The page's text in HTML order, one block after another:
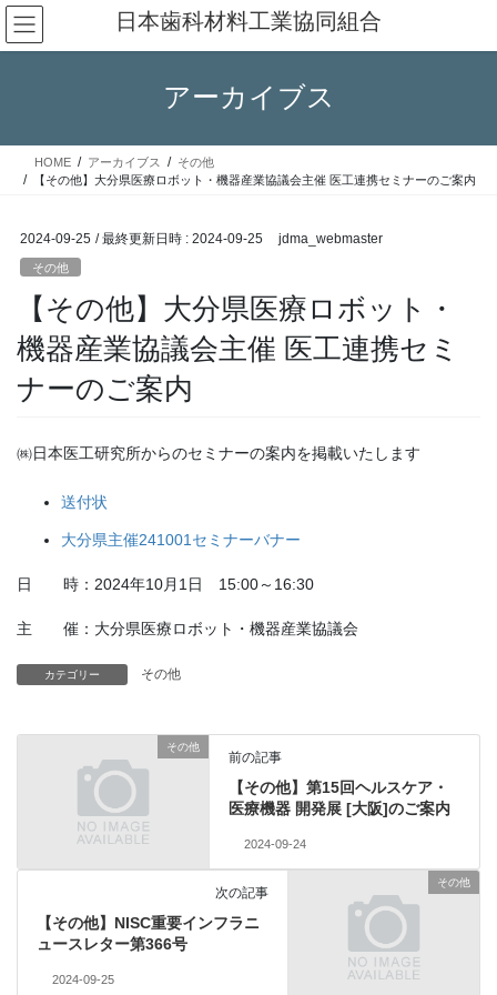
コ
ン
テ
ス
ナ
ビ
ゲ
ン
日本歯科材料工業協同組合
アーカイブス
HOME アーカイブス
その他
【その他】大分県医療ロボット・機器産業協議会主催 医工連携セミナーのご案内
2024-09-25 / 最終更新日時 : 2024-09-25 jdma_webmaster
その他
【その他】大分県医療ロボット・
機器産業協議会主催 医工連携セミ
ナーのご案内
㈱日本医工研究所からのセミナーの案内を掲載いたします
送付状
大分県主催241001セミナーバナー
日 時：2024年10月1日 15:00～16:30
主 催：大分県医療ロボット・機器産業協議会
カテゴリー その他
その他
前の記事
【その他】第15回ヘルスケア・
医療機器 開発展 [大阪]のご案内
2024-09-24
その他
次の記事
【その他】NISC重要インフラニ
ュースレター第366号
2024-09-25